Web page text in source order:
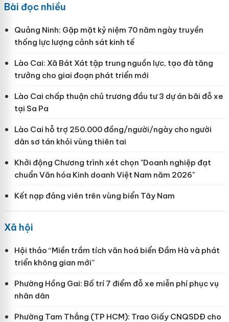
Bài đọc nhiều
Quảng Ninh: Gặp mặt kỷ niệm 70 năm ngày truyền
thống lực lượng cảnh sát kinh tế
Lào Cai: Xã Bát Xát tập trung nguồn lực, tạo đà tăng
trưởng cho giai đoạn phát triển mới
Lào Cai chấp thuận chủ trương đầu tư 3 dự án bãi đỗ xe
tại Sa Pa
Lào Cai hỗ trợ 250.000 đồng/người/ngày cho người
dân sơ tán khỏi vùng thiên tai
Khởi động Chương trình xét chọn "Doanh nghiệp đạt
chuẩn Văn hóa Kinh doanh Việt Nam năm 2026"
Kết nạp đảng viên trên vùng biển Tây Nam
Xã hội
Hội thảo “Miền trầm tích văn hoá biển Đầm Hà và phát
triển không gian mới”
Phường Hồng Gai: Bố trí 7 điểm đỗ xe miễn phí phục vụ
nhân dân
Phường Tam Thắng (TP HCM): Trao Giấy CNQSDĐ cho